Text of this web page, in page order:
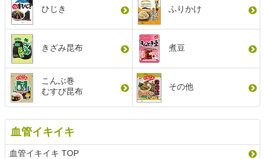
ひじき ふりかけ
きざみ昆布 煮豆
こんぶ巻
むすび昆布
その他
血管イキイキ
血管イキイキ TOP